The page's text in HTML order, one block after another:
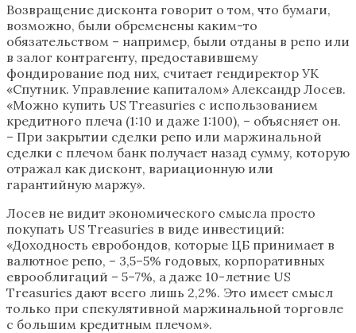
Возвращение дисконта говорит о том, что бумаги,
возможно, были обременены каким-то
обязательством – например, были отданы в репо или
в залог контрагенту, предоставившему
фондирование под них, считает гендиректор УК
«Спутник. Управление капиталом» Александр Лосев.
«Можно купить US Treasuries с использованием
кредитного плеча (1:10 и даже 1:100), – объясняет он.
– При закрытии сделки репо или маржинальной
сделки с плечом банк получает назад сумму, которую
отражал как дисконт, вариационную или
гарантийную маржу».
Лосев не видит экономического смысла просто
покупать US Treasuries в виде инвестиций:
«Доходность евробондов, которые ЦБ принимает в
валютное репо, – 3,5–5% годовых, корпоративных
еврооблигаций – 5–7%, а даже 10-летние US
Treasuries дают всего лишь 2,2%. Это имеет смысл
только при спекулятивной маржинальной торговле
с большим кредитным плечом».